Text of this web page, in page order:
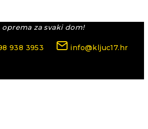
za svaki dom!
938 3953 info@kljuc17.hr